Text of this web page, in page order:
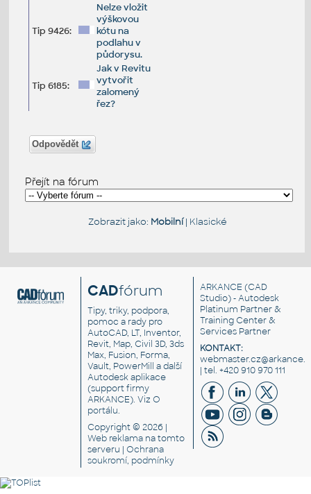
Tip 9426:
Nelze vložit
výškovou
kótu na
podlahu v
půdorysu.
Tip 6185:
Jak v Revitu
vytvořit
zalomený
řez?
Odpovědět
Přejít na fórum
Zobrazit jako: Mobilní| Klasické
CADfórum
Tipy, triky, podpora,
pomoc a rady pro
AutoCAD, LT, Inventor,
Revit, Map, Civil 3D, 3ds
Max, Fusion, Forma,
Vault, PowerMill a další
Autodesk aplikace
(support firmy
ARKANCE). VizO
portálu.
Copyright © 2026 |
Web reklama na tomto
serveru |Ochrana
soukromí, podmínky
ARKANCE (CAD
Studio) - Autodesk
Platinum Partner &
Training Center &
Services Partner
KONTAKT:
| tel. +420 910 970 111